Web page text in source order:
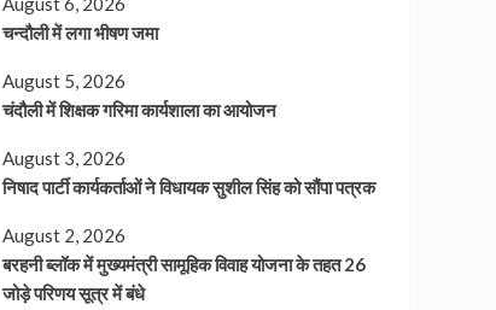
चन्दौली में लगा भीषण जमा
August 5, 2026
चंदौली में शिक्षक गरिमा कार्यशाला का आयोजन
August 3, 2026
निषाद पार्टी कार्यकर्ताओं ने विधायक सुशील सिंह को सौंपा पत्रक
August 2, 2026
बरहनी ब्लॉक में मुख्यमंत्री सामूहिक विवाह योजना के तहत 26
जोड़े परिणय सूत्र में बंधे